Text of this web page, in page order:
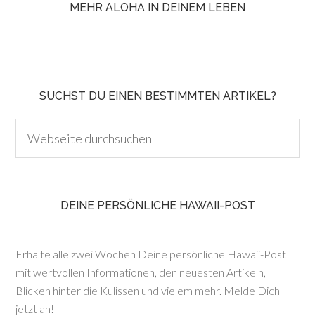
MEHR ALOHA IN DEINEM LEBEN
SUCHST DU EINEN BESTIMMTEN ARTIKEL?
DEINE PERSÖNLICHE HAWAII-POST
Erhalte alle zwei Wochen Deine persönliche Hawaii-Post
mit wertvollen Informationen, den neuesten Artikeln,
Blicken hinter die Kulissen und vielem mehr. Melde Dich
jetzt an!